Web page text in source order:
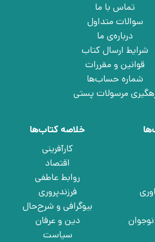
تماس با ما
سوالات متداول
درباره‌ی ما
شرایط ارسال کتاب
قوانین و مقررات
شماره حساب‌ها
مرسولات پستی
خلاصه کتاب‌ها
کارآفرینی
اقتصاد
روابط عاطفی
فرزندپروری
بیوگرافی و شرح‌حال
دین و عرفان
سیاست